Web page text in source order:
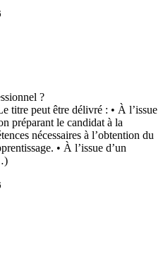
?
titre peut être délivré : • À l’issue
préparant le candidat à la
nécessaires à l’obtention du
• À l’issue d’un